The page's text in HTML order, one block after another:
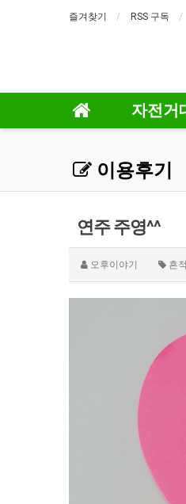
즐겨찾기 RSS 구독
자전거
이용후기
연주 주영^^
오후이야기 흔적